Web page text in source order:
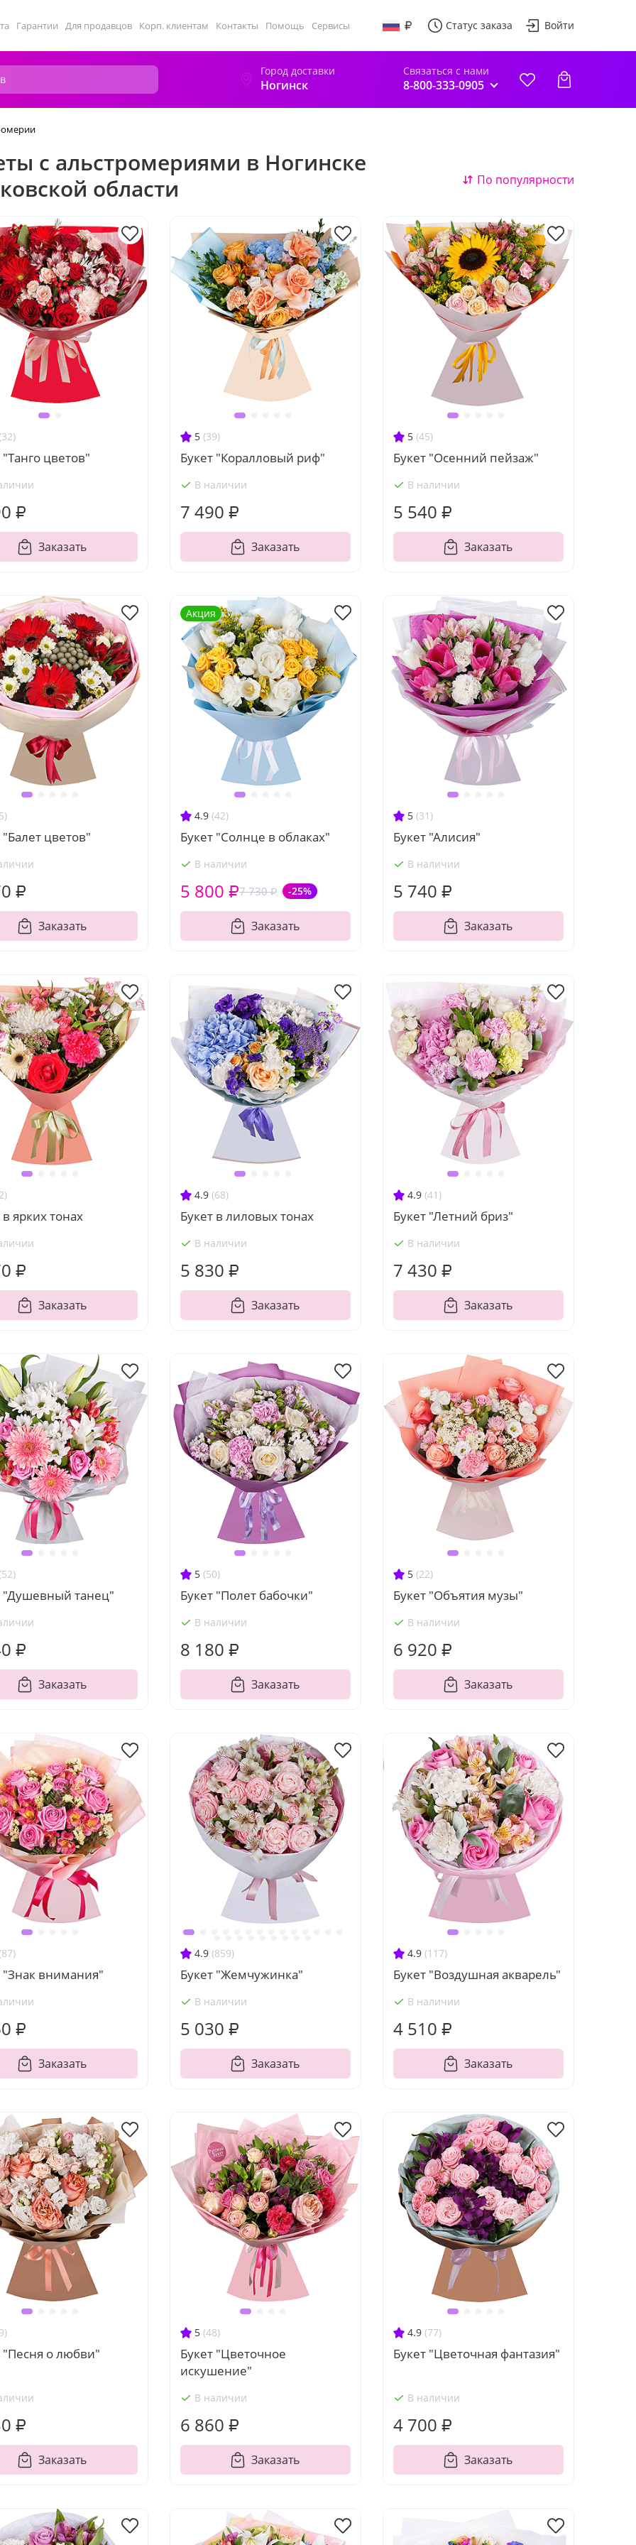
Гарантии Для продавцов Корп. клиентам Контакты Помощь Сервисы Статус заказа Войти
Город доставки
Ногинск
Связаться с нами
8-800-333-0905
с альстромериями в Ногинске
области
По популярности
"Танго цветов"
₽
Заказать
5 (39)
Букет "Коралловый риф"
В наличии
7 490 ₽
Заказать
5 (45)
Букет "Осенний пейзаж"
В наличии
5 540 ₽
Заказать
"Балет цветов"
₽
Заказать
4.9 (42)
Букет "Солнце в облаках"
В наличии
7 730 ₽ -25%
5 800 ₽
Заказать
Акция
5 (31)
Букет "Алисия"
В наличии
5 740 ₽
Заказать
в ярких тонах
₽
Заказать
4.9 (68)
Букет в лиловых тонах
В наличии
5 830 ₽
Заказать
4.9 (41)
Букет "Летний бриз"
В наличии
7 430 ₽
Заказать
"Душевный танец"
₽
Заказать
5 (50)
Букет "Полет бабочки"
В наличии
8 180 ₽
Заказать
5 (22)
Букет "Объятия музы"
В наличии
6 920 ₽
Заказать
"Знак внимания"
₽
Заказать
4.9 (859)
Букет "Жемчужинка"
В наличии
5 030 ₽
Заказать
4.9 (117)
Букет "Воздушная акварель"
В наличии
4 510 ₽
Заказать
"Песня о любви"
₽
Заказать
5 (48)
Букет "Цветочное
искушение"
В наличии
6 860 ₽
Заказать
4.9 (77)
Букет "Цветочная фантазия"
В наличии
4 700 ₽
Заказать